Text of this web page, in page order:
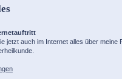
jetzt auch im Internet alles über meine